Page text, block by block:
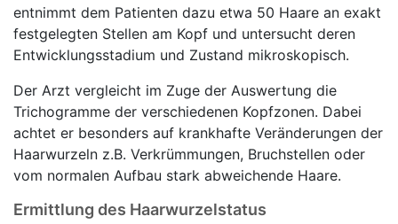
entnimmt dem Patienten dazu etwa 50 Haare an exakt
festgelegten Stellen am Kopf und untersucht deren
Entwicklungsstadium und Zustand mikroskopisch.
Der Arzt vergleicht im Zuge der Auswertung die
Trichogramme der verschiedenen Kopfzonen. Dabei
achtet er besonders auf krankhafte Veränderungen der
Haarwurzeln z.B. Verkrümmungen, Bruchstellen oder
vom normalen Aufbau stark abweichende Haare.
Ermittlung des Haarwurzelstatus